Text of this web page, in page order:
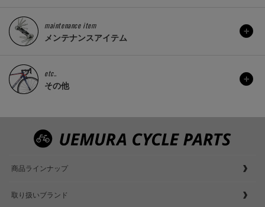
maintenance item
メンテナンスアイテム
etc..
その他
商品ラインナップ
取り扱いブランド